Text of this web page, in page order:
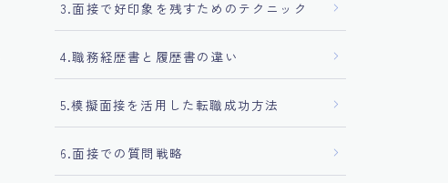
3.面接で好印象を残すためのテクニック
4.職務経歴書と履歴書の違い
5.模擬面接を活用した転職成功方法
6.面接での質問戦略